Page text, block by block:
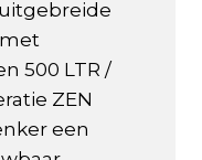
500 LTR /
ZEN
een